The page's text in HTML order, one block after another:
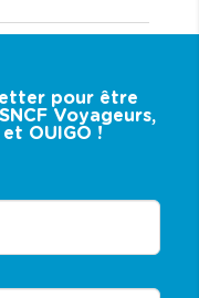
pour être
Voyageurs,
OUIGO !